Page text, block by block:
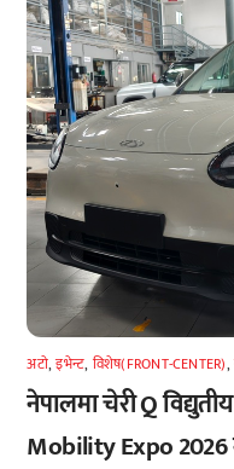
अटाे,इभेन्ट, विशेष(FRONT-CENTER),
नेपालमा चेरी Q
Mobility Expo 2026